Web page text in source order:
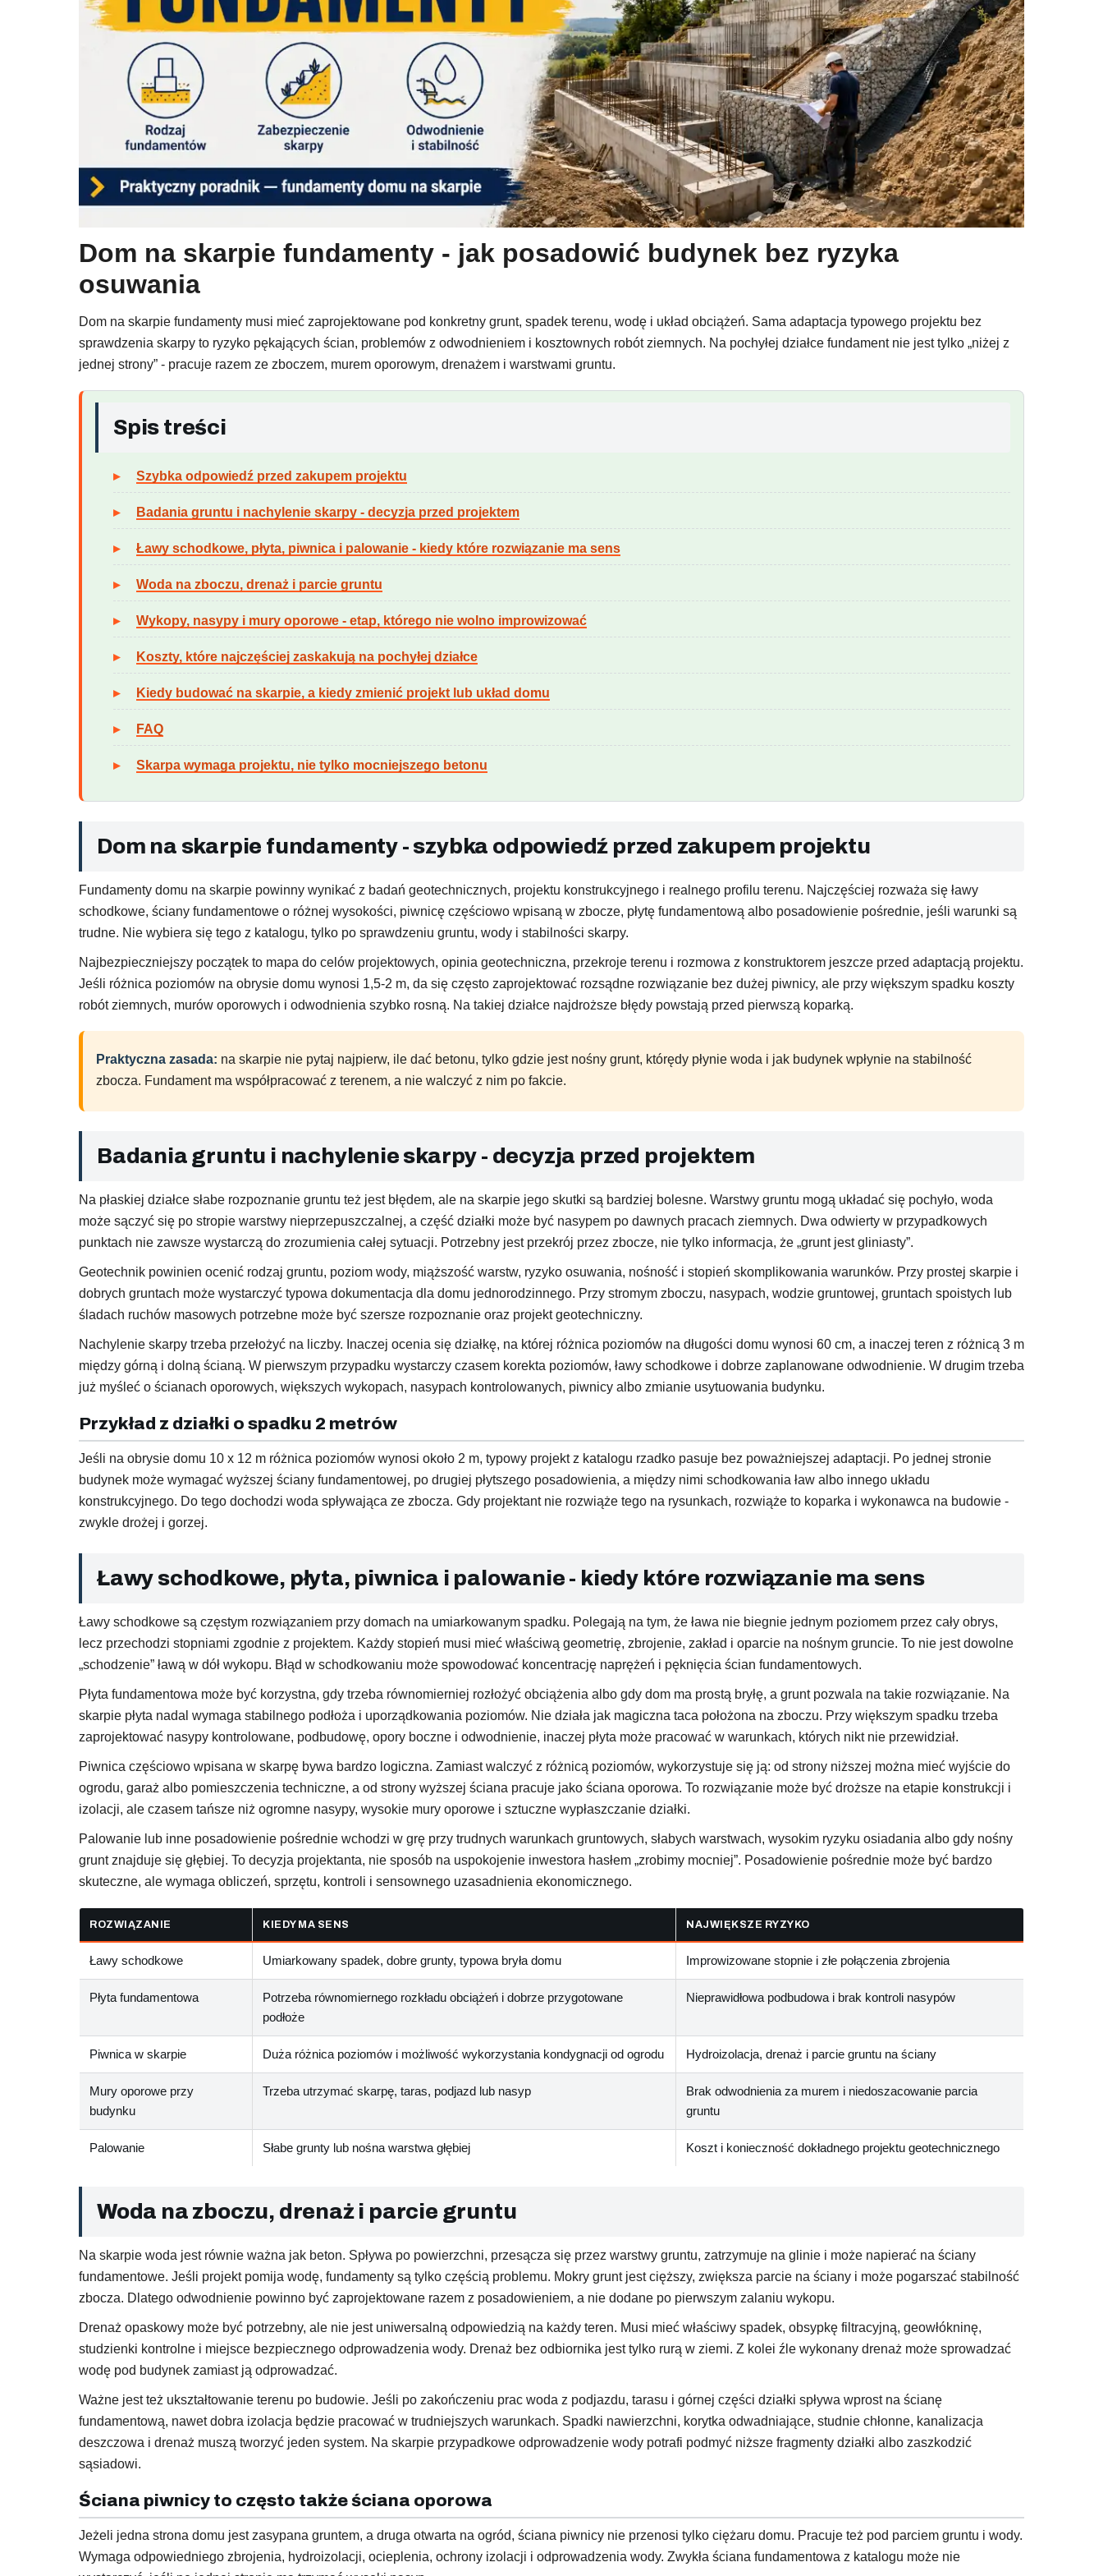
Dom na skarpie fundamenty - jak posadowić budynek bez ryzyka
osuwania
Dom na skarpie fundamenty musi mieć zaprojektowane pod konkretny grunt, spadek terenu, wodę i układ obciążeń. Sama adaptacja typowego projektu bez
sprawdzenia skarpy to ryzyko pękających ścian, problemów z odwodnieniem i kosztownych robót ziemnych. Na pochyłej działce fundament nie jest tylko „niżej z
jednej strony” - pracuje razem ze zboczem, murem oporowym, drenażem i warstwami gruntu.
Spis treści
Szybka odpowiedź przed zakupem projektu
Badania gruntu i nachylenie skarpy - decyzja przed projektem
Ławy schodkowe, płyta, piwnica i palowanie - kiedy które rozwiązanie ma sens
Woda na zboczu, drenaż i parcie gruntu
Wykopy, nasypy i mury oporowe - etap, którego nie wolno improwizować
Koszty, które najczęściej zaskakują na pochyłej działce
Kiedy budować na skarpie, a kiedy zmienić projekt lub układ domu
FAQ
Skarpa wymaga projektu, nie tylko mocniejszego betonu
Dom na skarpie fundamenty - szybka odpowiedź przed zakupem projektu
Fundamenty domu na skarpie powinny wynikać z badań geotechnicznych, projektu konstrukcyjnego i realnego profilu terenu. Najczęściej rozważa się ławy
schodkowe, ściany fundamentowe o różnej wysokości, piwnicę częściowo wpisaną w zbocze, płytę fundamentową albo posadowienie pośrednie, jeśli warunki są
trudne. Nie wybiera się tego z katalogu, tylko po sprawdzeniu gruntu, wody i stabilności skarpy.
Najbezpieczniejszy początek to mapa do celów projektowych, opinia geotechniczna, przekroje terenu i rozmowa z konstruktorem jeszcze przed adaptacją projektu.
Jeśli różnica poziomów na obrysie domu wynosi 1,5-2 m, da się często zaprojektować rozsądne rozwiązanie bez dużej piwnicy, ale przy większym spadku koszty
robót ziemnych, murów oporowych i odwodnienia szybko rosną. Na takiej działce najdroższe błędy powstają przed pierwszą koparką.
Praktyczna zasada: na skarpie nie pytaj najpierw, ile dać betonu, tylko gdzie jest nośny grunt, którędy płynie woda i jak budynek wpłynie na stabilność
zbocza. Fundament ma współpracować z terenem, a nie walczyć z nim po fakcie.
Badania gruntu i nachylenie skarpy - decyzja przed projektem
Na płaskiej działce słabe rozpoznanie gruntu też jest błędem, ale na skarpie jego skutki są bardziej bolesne. Warstwy gruntu mogą układać się pochyło, woda
może sączyć się po stropie warstwy nieprzepuszczalnej, a część działki może być nasypem po dawnych pracach ziemnych. Dwa odwierty w przypadkowych
punktach nie zawsze wystarczą do zrozumienia całej sytuacji. Potrzebny jest przekrój przez zbocze, nie tylko informacja, że „grunt jest gliniasty”.
Geotechnik powinien ocenić rodzaj gruntu, poziom wody, miąższość warstw, ryzyko osuwania, nośność i stopień skomplikowania warunków. Przy prostej skarpie i
dobrych gruntach może wystarczyć typowa dokumentacja dla domu jednorodzinnego. Przy stromym zboczu, nasypach, wodzie gruntowej, gruntach spoistych lub
śladach ruchów masowych potrzebne może być szersze rozpoznanie oraz projekt geotechniczny.
Nachylenie skarpy trzeba przełożyć na liczby. Inaczej ocenia się działkę, na której różnica poziomów na długości domu wynosi 60 cm, a inaczej teren z różnicą 3 m
między górną i dolną ścianą. W pierwszym przypadku wystarczy czasem korekta poziomów, ławy schodkowe i dobrze zaplanowane odwodnienie. W drugim trzeba
już myśleć o ścianach oporowych, większych wykopach, nasypach kontrolowanych, piwnicy albo zmianie usytuowania budynku.
Przykład z działki o spadku 2 metrów
Jeśli na obrysie domu 10 x 12 m różnica poziomów wynosi około 2 m, typowy projekt z katalogu rzadko pasuje bez poważniejszej adaptacji. Po jednej stronie
budynek może wymagać wyższej ściany fundamentowej, po drugiej płytszego posadowienia, a między nimi schodkowania ław albo innego układu
konstrukcyjnego. Do tego dochodzi woda spływająca ze zbocza. Gdy projektant nie rozwiąże tego na rysunkach, rozwiąże to koparka i wykonawca na budowie -
zwykle drożej i gorzej.
Ławy schodkowe, płyta, piwnica i palowanie - kiedy które rozwiązanie ma sens
Ławy schodkowe są częstym rozwiązaniem przy domach na umiarkowanym spadku. Polegają na tym, że ława nie biegnie jednym poziomem przez cały obrys,
lecz przechodzi stopniami zgodnie z projektem. Każdy stopień musi mieć właściwą geometrię, zbrojenie, zakład i oparcie na nośnym gruncie. To nie jest dowolne
„schodzenie” ławą w dół wykopu. Błąd w schodkowaniu może spowodować koncentrację naprężeń i pęknięcia ścian fundamentowych.
Płyta fundamentowa może być korzystna, gdy trzeba równomierniej rozłożyć obciążenia albo gdy dom ma prostą bryłę, a grunt pozwala na takie rozwiązanie. Na
skarpie płyta nadal wymaga stabilnego podłoża i uporządkowania poziomów. Nie działa jak magiczna taca położona na zboczu. Przy większym spadku trzeba
zaprojektować nasypy kontrolowane, podbudowę, opory boczne i odwodnienie, inaczej płyta może pracować w warunkach, których nikt nie przewidział.
Piwnica częściowo wpisana w skarpę bywa bardzo logiczna. Zamiast walczyć z różnicą poziomów, wykorzystuje się ją: od strony niższej można mieć wyjście do
ogrodu, garaż albo pomieszczenia techniczne, a od strony wyższej ściana pracuje jako ściana oporowa. To rozwiązanie może być droższe na etapie konstrukcji i
izolacji, ale czasem tańsze niż ogromne nasypy, wysokie mury oporowe i sztuczne wypłaszczanie działki.
Palowanie lub inne posadowienie pośrednie wchodzi w grę przy trudnych warunkach gruntowych, słabych warstwach, wysokim ryzyku osiadania albo gdy nośny
grunt znajduje się głębiej. To decyzja projektanta, nie sposób na uspokojenie inwestora hasłem „zrobimy mocniej”. Posadowienie pośrednie może być bardzo
skuteczne, ale wymaga obliczeń, sprzętu, kontroli i sensownego uzasadnienia ekonomicznego.
ROZWIĄZANIE KIEDY MA SENS NAJWIĘKSZE RYZYKO
Ławy schodkowe Umiarkowany spadek, dobre grunty, typowa bryła domu Improwizowane stopnie i złe połączenia zbrojenia
Płyta fundamentowa
Potrzeba równomiernego rozkładu obciążeń i dobrze przygotowane
podłoże
Nieprawidłowa podbudowa i brak kontroli nasypów
Piwnica w skarpie Duża różnica poziomów i możliwość wykorzystania kondygnacji od ogrodu Hydroizolacja, drenaż i parcie gruntu na ściany
Mury oporowe przy
budynku
Trzeba utrzymać skarpę, taras, podjazd lub nasyp
Brak odwodnienia za murem i niedoszacowanie parcia
gruntu
Palowanie Słabe grunty lub nośna warstwa głębiej Koszt i konieczność dokładnego projektu geotechnicznego
Woda na zboczu, drenaż i parcie gruntu
Na skarpie woda jest równie ważna jak beton. Spływa po powierzchni, przesącza się przez warstwy gruntu, zatrzymuje na glinie i może napierać na ściany
fundamentowe. Jeśli projekt pomija wodę, fundamenty są tylko częścią problemu. Mokry grunt jest cięższy, zwiększa parcie na ściany i może pogarszać stabilność
zbocza. Dlatego odwodnienie powinno być zaprojektowane razem z posadowieniem, a nie dodane po pierwszym zalaniu wykopu.
Drenaż opaskowy może być potrzebny, ale nie jest uniwersalną odpowiedzią na każdy teren. Musi mieć właściwy spadek, obsypkę filtracyjną, geowłókninę,
studzienki kontrolne i miejsce bezpiecznego odprowadzenia wody. Drenaż bez odbiornika jest tylko rurą w ziemi. Z kolei źle wykonany drenaż może sprowadzać
wodę pod budynek zamiast ją odprowadzać.
Ważne jest też ukształtowanie terenu po budowie. Jeśli po zakończeniu prac woda z podjazdu, tarasu i górnej części działki spływa wprost na ścianę
fundamentową, nawet dobra izolacja będzie pracować w trudniejszych warunkach. Spadki nawierzchni, korytka odwadniające, studnie chłonne, kanalizacja
deszczowa i drenaż muszą tworzyć jeden system. Na skarpie przypadkowe odprowadzenie wody potrafi podmyć niższe fragmenty działki albo zaszkodzić
sąsiadowi.
Ściana piwnicy to często także ściana oporowa
Jeżeli jedna strona domu jest zasypana gruntem, a druga otwarta na ogród, ściana piwnicy nie przenosi tylko ciężaru domu. Pracuje też pod parciem gruntu i wody.
Wymaga odpowiedniego zbrojenia, hydroizolacji, ocieplenia, ochrony izolacji i odprowadzenia wody. Zwykła ściana fundamentowa z katalogu może nie